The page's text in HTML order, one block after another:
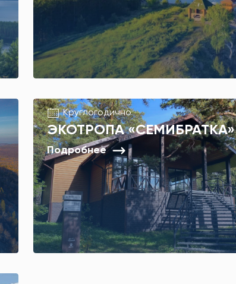
Круглогодично
ЭКОТРОПА «СЕМИБРАТКА»
Подробнее